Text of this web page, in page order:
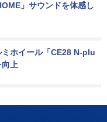
」サウンドを体感し
ホイール「CE28 N-plu
上